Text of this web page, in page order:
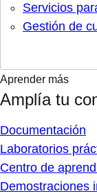
Servicios
Gestión de
Aprender más
Amplía tu
Documentación
Laboratorios
Centro de
Demostraciones